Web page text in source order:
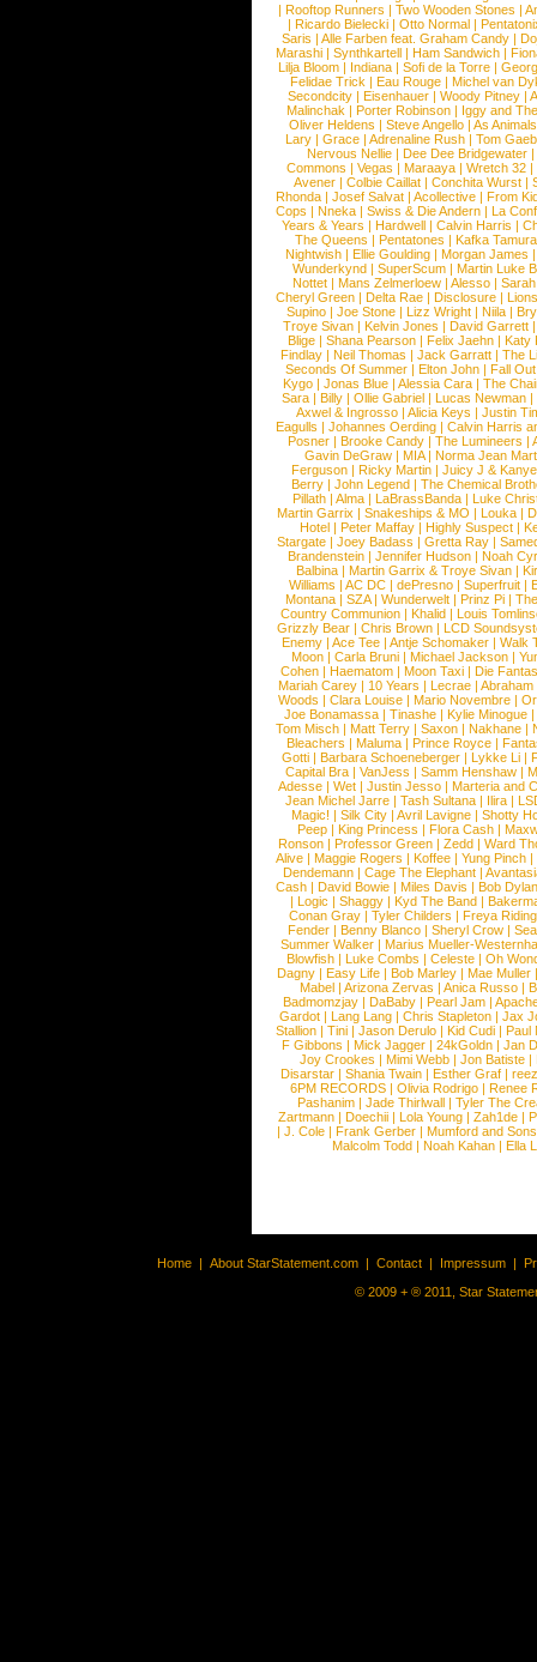
|Rooftop Runners |Two Wooden Stones |
| Ricardo Bielecki | Otto Normal |
Saris | Alle Farben feat. Graham Candy |
Marashi | Synthkartell | Ham Sandwich |
Lilja Bloom | Indiana | Sofi de la Torre |
Felidae Trick | Eau Rouge | Michel van
Secondcity |Eisenhauer |Woody Pitney |
Malinchak |Porter Robinson | Iggy and
Oliver Heldens |Steve Angello |As Animals
Lary | Grace | Adrenaline Rush | Tom
Nervous Nellie | Dee Dee Bridgewater |
Commons |Vegas |Maraaya |Wretch 32 |
Avener | Colbie Caillat | Conchita Wurst |
Rhonda | Josef Salvat | Acollective | From
Cops | Nneka | Swiss & Die Andern | La
Years & Years |Hardwell |Calvin Harris |
The Queens | Pentatones | Kafka Tamura
Nightwish |Ellie Goulding |Morgan James
Wunderkynd | SuperScum | Martin Luke
Nottet |Mans Zelmerloew |Alesso |
Cheryl Green |Delta Rae |Disclosure |
Supino |Joe Stone |Lizz Wright |Niila |
Troye Sivan | Kelvin Jones | David Garrett
Blige | Shana Pearson | Felix Jaehn | Katy
Findlay |Neil Thomas |Jack Garratt |The
Seconds Of Summer |Elton John |Fall
Kygo |Jonas Blue |Alessia Cara |The
Sara |Billy |Ollie Gabriel |Lucas Newman |
Axwel & Ingrosso | Alicia Keys | Justin
Eagulls |Johannes Oerding |Calvin Harris
Posner |Brooke Candy |The Lumineers |
Gavin DeGraw | MIA| Norma Jean
Ferguson | Ricky Martin | Juicy J &
Berry | John Legend | The Chemical
Pillath |Alma |LaBrassBanda |Luke
Martin Garrix | Snakeships & MO | Louka |
Hotel | Peter Maffay | Highly Suspect |
Stargate |Joey Badass |Gretta Ray |
Brandenstein |Jennifer Hudson |Noah
Balbina | Martin Garrix & Troye Sivan |
Williams |AC DC |dePresno |Superfruit |
Montana |SZA|Wunderwelt |Prinz Pi |
Country Communion | Khalid | Louis
Grizzly Bear | Chris Brown | LCD
Enemy | Ace Tee | Antje Schomaker | Walk
Moon |Carla Bruni |Michael Jackson |
Cohen |Haematom |Moon Taxi |Die
Mariah Carey | 10 Years | Lecrae | Abraham
Woods |Clara Louise |Mario Novembre |
Joe Bonamassa | Tinashe | Kylie Minogue |
Tom Misch |Matt Terry |Saxon |Nakhane |
Bleachers | Maluma | Prince Royce |
Gotti |Barbara Schoeneberger |Lykke Li |
Capital Bra |VanJess |Samm Henshaw |
Adesse |Wet |Justin Jesso |Marteria and
Jean Michel Jarre |Tash Sultana | Ilira |
Magic! | Silk City | Avril Lavigne | Shotty
Peep |King Princess |Flora Cash |
Ronson |Professor Green |Zedd |Ward
Alive |Maggie Rogers |Koffee |Yung Pinch |
Dendemann |Cage The Elephant |
Cash | David Bowie | Miles Davis | Bob Dylan
|Logic |Shaggy |Kyd The Band |
Conan Gray |Tyler Childers |Freya
Fender |Benny Blanco |Sheryl Crow |
Summer Walker |Marius Mueller-
Blowfish | Luke Combs | Celeste | Oh
Dagny |Easy Life |Bob Marley |Mae Muller
Mabel |Arizona Zervas |Anica Russo |
Badmomzjay |DaBaby |Pearl Jam |
Gardot | Lang Lang | Chris Stapleton | Jax
Stallion |Tini |Jason Derulo |Kid Cudi |Paul
F Gibbons | Mick Jagger | 24kGoldn | Jan
Joy Crookes | Mimi Webb | Jon Batiste |
Disarstar | Shania Twain | Esther Graf |
6PM RECORDS | Olivia Rodrigo | Renee
Pashanim |Jade Thirlwall |Tyler The
Zartmann | Doechii | Lola Young | Zah1de |
| J. Cole | Frank Gerber | Mumford and Sons
Malcolm Todd | Noah Kahan | Ella
Home | About StarStatement.com | Contact | Impressum |
© 2009 + ® 2011, Star